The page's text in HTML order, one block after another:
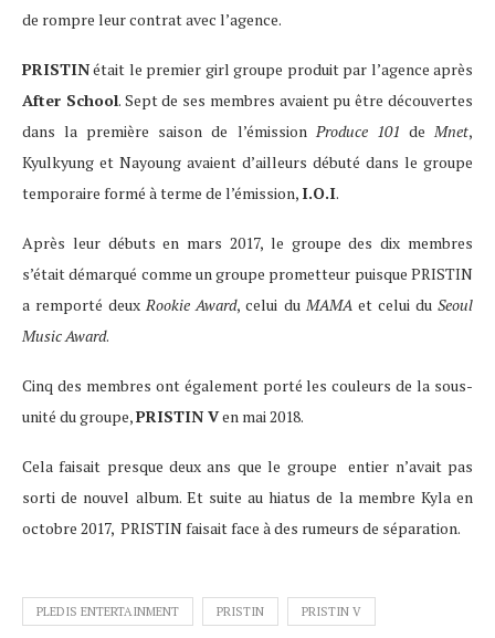
de rompre leur contrat avec l’agence.
PRISTINétait le premier girl groupe produit par l’agence après
After School. Sept de ses membres avaient pu être découvertes
dans la première saison de l’émission Produce 101 de Mnet,
Kyulkyung et Nayoung avaient d’ailleurs débuté dans le groupe
temporaire formé à terme de l’émission, I.O.I.
Après leur débuts en mars 2017, le groupe des dix membres
s’était démarqué comme un groupe prometteur puisque PRISTIN
a remporté deux Rookie Award, celui du MAMA et celui duSeoul
Music Award.
Cinq des membres ont également porté les couleurs de la sous-
unité du groupe,PRISTIN Ven mai 2018.
Cela faisait presque deux ans que le groupe entier n’avait pas
sorti de nouvel album. Et suite au hiatus de la membre Kyla en
octobre 2017, PRISTIN faisait face à des rumeurs de séparation.
PLEDIS ENTERTAINMENT PRISTIN PRISTIN V